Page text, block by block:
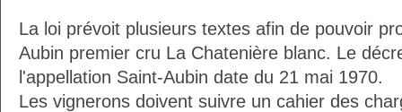
La loi prévoit plusieurs textes afin de pouvoir
Aubin premier cru La Chatenière blanc. Le
l'appellation Saint-Aubin date du 21 mai 1970.
Les vignerons doivent suivre un cahier des